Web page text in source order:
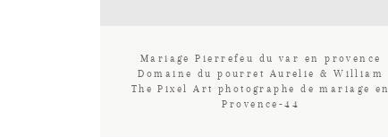
Mariage Pierrefeu du var en provence
Domaine du pourret Aurelie & William
The Pixel Art photographe de mariage en
Provence-44